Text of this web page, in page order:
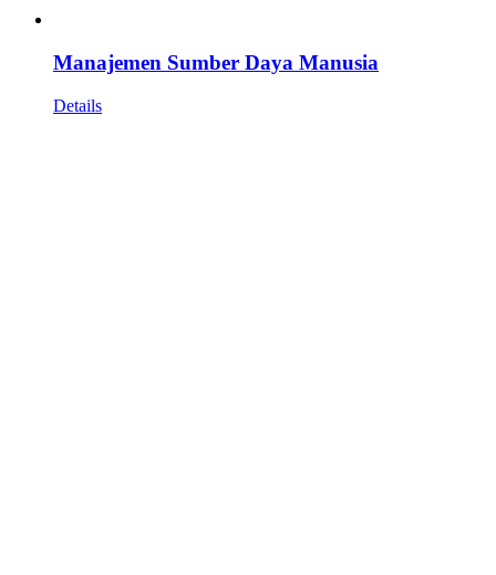
Manajemen Sumber Daya Manusia
Details